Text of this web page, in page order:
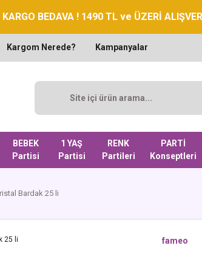
KARGO BEDAVA ! 1490 TL ve ÜZERİ
Kargom Nerede? Kampanyalar
BEBEK
Partisi
1 YAŞ
Partisi
RENK
Partileri
PARTİ
Konseptleri
Bardak 25 li
fameo